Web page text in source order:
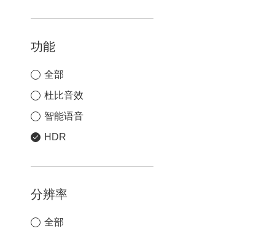
功能
全部
杜比音效
智能语音
HDR
分辨率
全部